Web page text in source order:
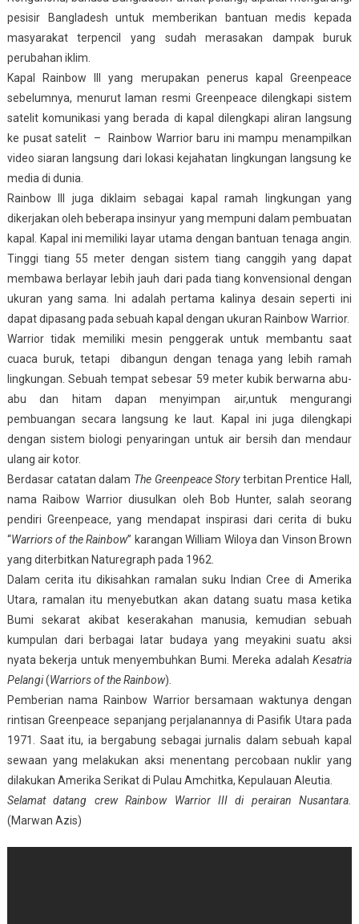
pesisir Bangladesh untuk memberikan bantuan medis kepada
masyarakat terpencil yang sudah merasakan dampak buruk
perubahan iklim.
Kapal Rainbow III yang merupakan penerus kapal Greenpeace
sebelumnya, menurut laman resmi Greenpeace dilengkapi sistem
satelit komunikasi yang berada di kapal dilengkapi aliran langsung
ke pusat satelit – Rainbow Warrior baru ini mampu menampilkan
video siaran langsung dari lokasi kejahatan lingkungan langsung ke
media di dunia.
Rainbow III juga diklaim sebagai kapal ramah lingkungan yang
dikerjakan oleh beberapa insinyur yang mempuni dalam pembuatan
kapal. Kapal ini memiliki layar utama dengan bantuan tenaga angin.
Tinggi tiang 55 meter dengan sistem tiang canggih yang dapat
membawa berlayar lebih jauh dari pada tiang konvensional dengan
ukuran yang sama. Ini adalah pertama kalinya desain seperti ini
dapat dipasang pada sebuah kapal dengan ukuran Rainbow Warrior.
Warrior tidak memiliki mesin penggerak untuk membantu saat
cuaca buruk, tetapi dibangun dengan tenaga yang lebih ramah
lingkungan. Sebuah tempat sebesar 59 meter kubik berwarna abu-
abu dan hitam dapan menyimpan air,untuk mengurangi
pembuangan secara langsung ke laut. Kapal ini juga dilengkapi
dengan sistem biologi penyaringan untuk air bersih dan mendaur
ulang air kotor.
Berdasar catatan dalam The Greenpeace Storyterbitan Prentice Hall,
nama Raibow Warrior diusulkan oleh Bob Hunter, salah seorang
pendiri Greenpeace, yang mendapat inspirasi dari cerita di buku
“Warriors of the Rainbow” karangan William Wiloya dan Vinson Brown
yang diterbitkan Naturegraph pada 1962.
Dalam cerita itu dikisahkan ramalan suku Indian Cree di Amerika
Utara, ramalan itu menyebutkan akan datang suatu masa ketika
Bumi sekarat akibat keserakahan manusia, kemudian sebuah
kumpulan dari berbagai latar budaya yang meyakini suatu aksi
nyata bekerja untuk menyembuhkan Bumi. Mereka adalahKesatria
Pelangi(Warriors of the Rainbow).
Pemberian nama Rainbow Warrior bersamaan waktunya dengan
rintisan Greenpeace sepanjang perjalanannya di Pasifik Utara pada
1971. Saat itu, ia bergabung sebagai jurnalis dalam sebuah kapal
sewaan yang melakukan aksi menentang percobaan nuklir yang
dilakukan Amerika Serikat di Pulau Amchitka, Kepulauan Aleutia.
Selamat datang crew Rainbow Warrior III di perairan Nusantara.
(Marwan Azis)